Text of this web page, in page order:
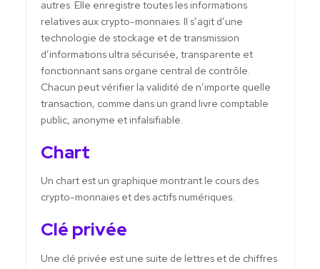
autres. Elle enregistre toutes les informations
relatives aux crypto-monnaies. Il s’agit d’une
technologie de stockage et de transmission
d’informations ultra sécurisée, transparente et
fonctionnant sans organe central de contrôle.
Chacun peut vérifier la validité de n’importe quelle
transaction, comme dans un grand livre comptable
public, anonyme et infalsifiable.
Chart
Un chart est un graphique montrant le cours des
crypto-monnaies et des actifs numériques.
Clé privée
Une clé privée est une suite de lettres et de chiffres